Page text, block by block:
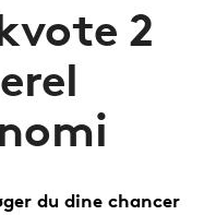
2
du dine chancer